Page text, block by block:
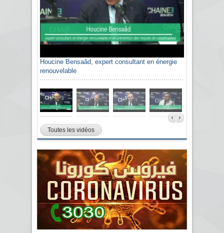
Houcine Bensaâd, expert consultant en énergie
renouvelable
Toutes les vidéos